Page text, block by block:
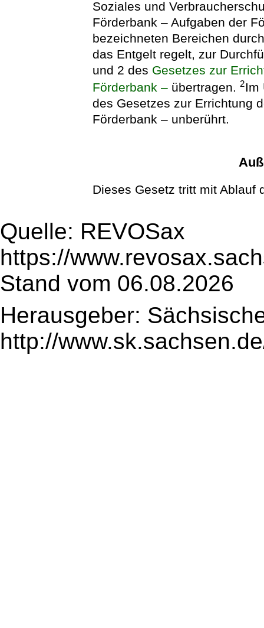
Soziales und
Förderbank – Aufgaben der
bezeichneten Bereichen
das Entgelt regelt, zur
und 2 des Gesetzes zur
Förderbank – übertragen.2Im
des Gesetzes zur Errichtung
Förderbank – unberührt.
Dieses Gesetz tritt mit Ablauf
Quelle: REVOSax
https://
Stand vom 06.08.2026
Herausgeber:
http://